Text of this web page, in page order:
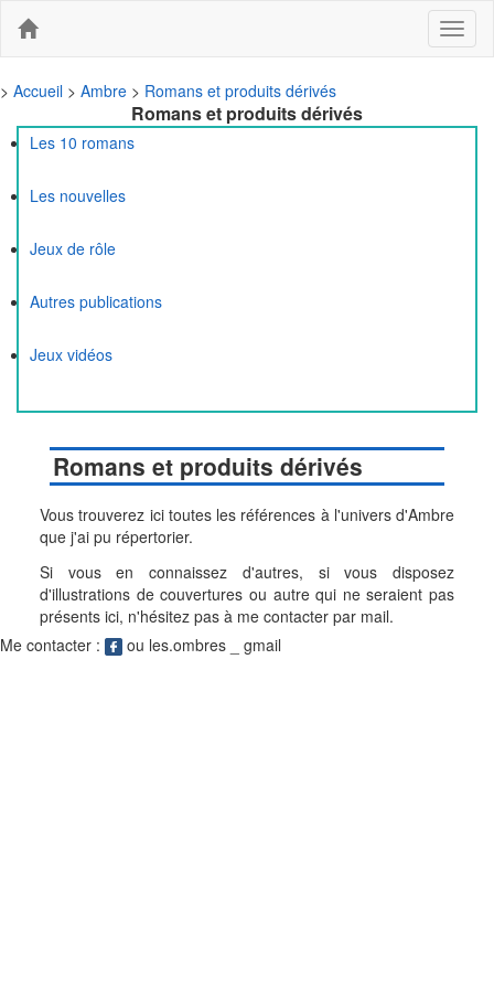
Toggle
> Accueil > Ambre > Romans et produits dérivés
Romans et produits dérivés
Les 10 romans
Les nouvelles
Jeux de rôle
Autres publications
Jeux vidéos
Romans et produits dérivés
Vous trouverez ici toutes les références à l'univers d'Ambre
que j'ai pu répertorier.
Si vous en connaissez d'autres, si vous disposez
d'illustrations de couvertures ou autre qui ne seraient pas
présents ici, n'hésitez pas à me contacter par mail.
Me contacter :
ou les.ombres _ gmail